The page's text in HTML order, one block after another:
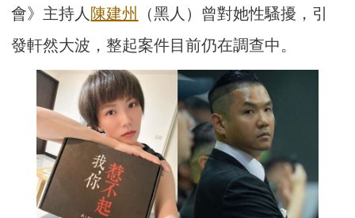
會》主持人 陳建州
（黑人）曾對她性騷擾，引
發軒然大波，整起案件目前仍在調查中。